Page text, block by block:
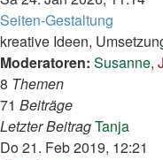
Seiten-Gestaltung
kreative Ideen,
Moderatoren: Susanne,
8 Themen
71 Beiträge
Letzter BeitragTanja
Beitrag
Do 21. Feb 2019, 12:21